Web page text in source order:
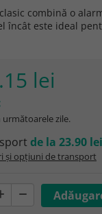
combină o
încât este ideal
lei
următoarele zile.
de la 23.90 lei
și opțiuni de transport